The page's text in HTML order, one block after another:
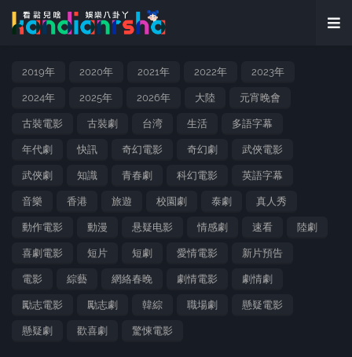
2019年 2020年 2021年 2022年 2023年
2024年 2025年 2026年 大陸 元宵晚會
古裝電影 古裝劇 台湾 生活 多語字幕
年代劇 快訊 奇幻電影 奇幻劇 武俠電影
武俠劇 知識 青春劇 科幻電影 英語字幕
音樂 香港 旅遊 校園劇 泰劇 真人秀
動作電影 動漫 悬疑电影 情感劇 速看 陸劇
喜劇電影 短片 短劇 愛情電影 新片預告
電影 綜藝 網絡春晚 劇情電影 劇情劇
勵志電影 勵志劇 韓綜 職場劇 懸疑電影
懸疑劇 歡喜劇 驚悚電影